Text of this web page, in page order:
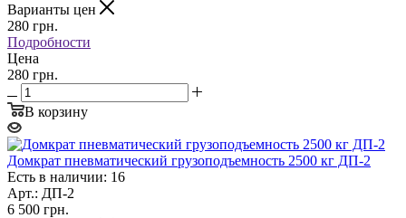
Варианты цен
280 грн.
Подробности
Цена
280 грн.
В корзину
Домкрат пневматический грузоподъемность 2500 кг ДП-2
Есть в наличии: 16
Арт.: ДП-2
6 500 грн.